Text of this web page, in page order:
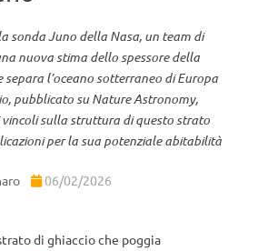
sonda Juno della Nasa, un team di
nuova stima dello spessore della
separa l’oceano sotterraneo di Europa
pubblicato su Nature Astronomy,
vincoli sulla struttura di questo strato
per la sua potenziale abitabilità
06/02/2026
di ghiaccio che poggia